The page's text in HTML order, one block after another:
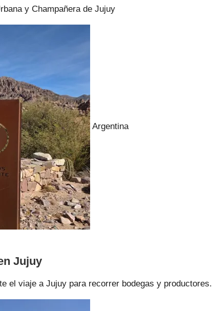
y Champañera de Jujuy
Argentina
Jujuy
el viaje a Jujuy para recorrer bodegas y productores.